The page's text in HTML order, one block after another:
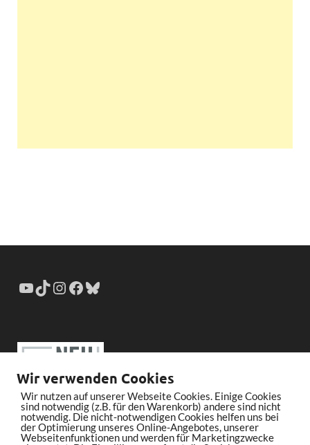
Wir verwenden Cookies
Wir nutzen auf unserer Webseite Cookies. Einige Cookies
sind notwendig (z.B. für den Warenkorb) andere sind nicht
notwendig. Die nicht-notwendigen Cookies helfen uns bei
der Optimierung unseres Online-Angebotes, unserer
Webseitenfunktionen und werden für Marketingzwecke